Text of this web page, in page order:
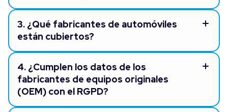
3. ¿Qué fabricantes de automóviles
están cubiertos?
4. ¿Cumplen los datos de los
fabricantes de equipos originales
(OEM) con el RGPD?